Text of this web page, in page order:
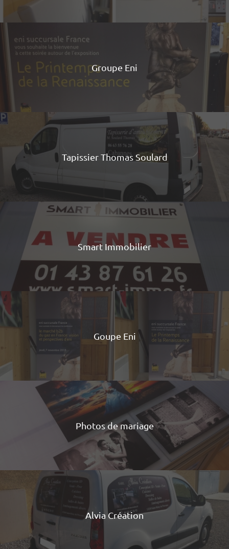
Groupe Eni
Tapissier Thomas Soulard
Smart Immobilier
Goupe Eni
Photos de mariage
Alvia Création